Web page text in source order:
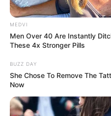
MEDVI
Men Over 40 Are Instantly
These 4x Stronger Pills
BUZZ DAY
She Chose To Remove The
Now